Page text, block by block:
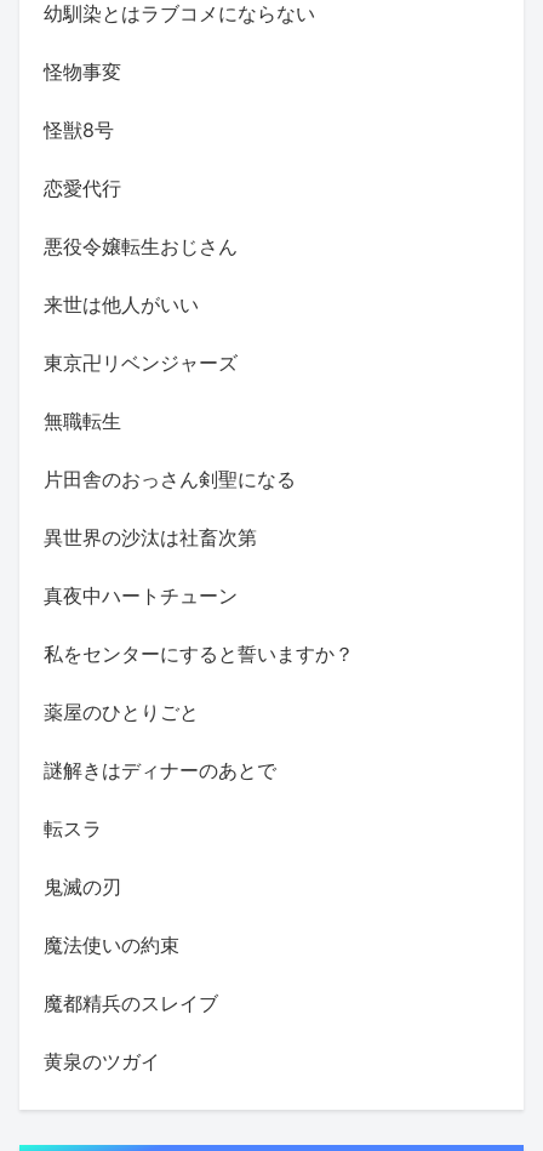
幼馴染とはラブコメにならない
怪物事変
怪獣8号
恋愛代行
悪役令嬢転生おじさん
来世は他人がいい
東京卍リベンジャーズ
無職転生
片田舎のおっさん剣聖になる
異世界の沙汰は社畜次第
真夜中ハートチューン
私をセンターにすると誓いますか？
薬屋のひとりごと
謎解きはディナーのあとで
転スラ
鬼滅の刃
魔法使いの約束
魔都精兵のスレイブ
黄泉のツガイ